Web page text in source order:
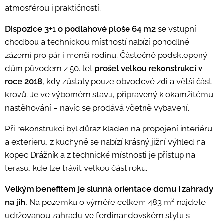
atmosférou i praktičností.
Dispozice 3+1 o podlahové ploše 64 m2 se vstupní
chodbou a technickou místností nabízí pohodlné
zázemí pro pár i menší rodinu. Částečně podsklepený
dům původem z 50. let prošel velkou rekonstrukcí v
roce 2018, kdy zůstaly pouze obvodové zdi a větší část
krovů. Je ve výborném stavu, připravený k okamžitému
nastěhování – navíc se prodává včetně vybavení.
Při rekonstrukci byl důraz kladen na propojení interiéru
a exteriéru, z kuchyně se nabízí krásný jižní výhled na
kopec Drážník a z technické místnosti je přístup na
terasu, kde lze trávit velkou část roku.
Velkým benefitem je slunná orientace domu i zahrady
na jih. Na pozemku o výměře celkem 483 m² najdete
udržovanou zahradu ve ferdinandovském stylu s